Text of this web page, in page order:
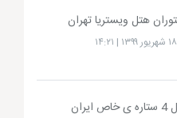
هتل ویستریا تهران
ایران